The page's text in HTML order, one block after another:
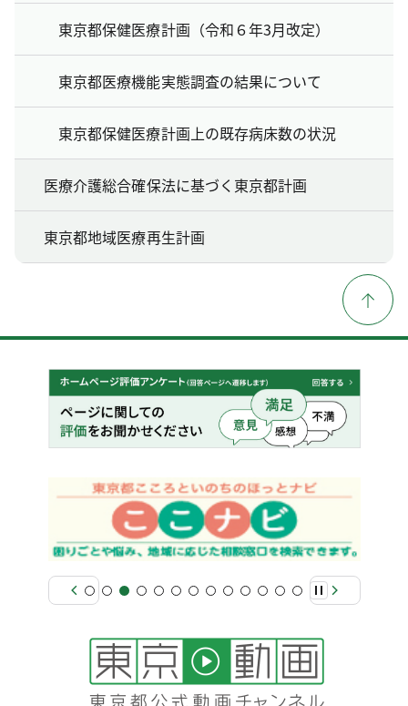
東京都保健医療計画（令和６年3月改定）
東京都医療機能実態調査の結果について
東京都保健医療計画上の既存病床数の状況
医療介護総合確保法に基づく東京都計画
東京都地域医療再生計画